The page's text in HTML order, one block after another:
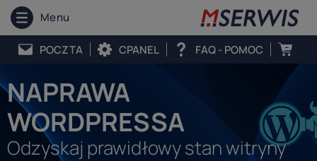
Menu
POCZTA CPANEL FAQ - POMOC
NAPRAWA
WORDPRESSA
Odzyskaj prawidłowy stan witryny